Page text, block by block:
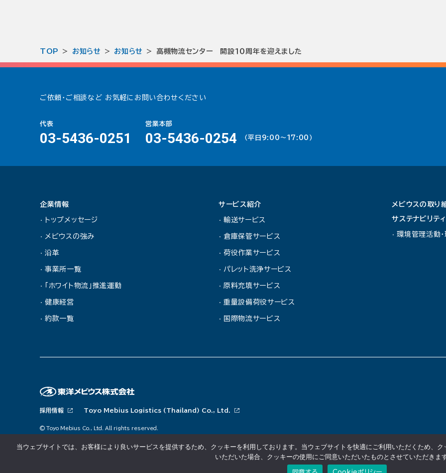
TOP お知らせ お知らせ 高槻物流センター 開設１０周年を迎えました
ご依頼・ご相談など お気軽にお問い合わせください
代表
03-5436-0251
営業本部
03-5436-0254 （平日9:00〜17:00）
企業情報
トップメッセージ
メビウスの強み
沿革
事業所一覧
「ホワイト物流」推進運動
健康経営
約款一覧
サービス紹介
輸送サービス
倉庫保管サービス
荷役作業サービス
パレット洗浄サービス
原料充填サービス
重量設備荷役サービス
国際物流サービス
メビウスの取り
サステナビリティ
環境管理活動
採用情報 Toyo Mebius Logistics (Thailand) Co., Ltd.
© Toyo Mebius Co., Ltd. All rights reserved.
当ウェブサイトでは、お客様により良いサービスを提供するため、クッキーを利用しております。当ウェブサイトを快適にご利用いただくため、
いただいた場合、クッキーの使用にご同意いただいたものとさせていただきま